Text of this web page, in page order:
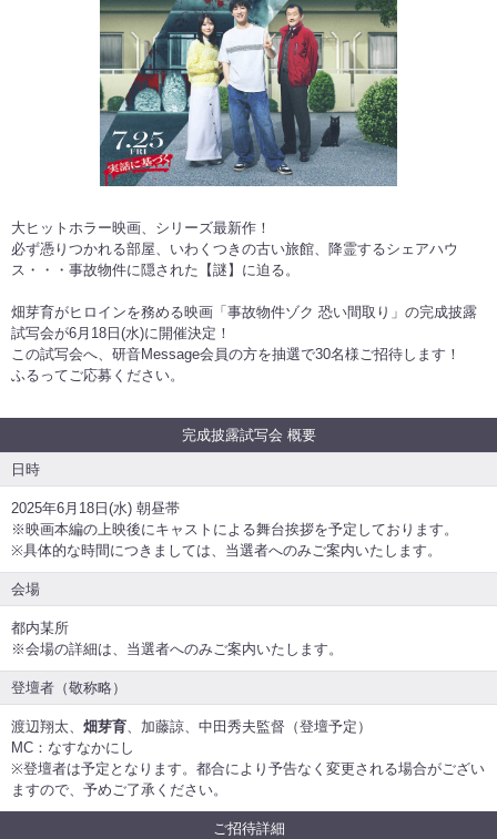
大ヒットホラー映画、シリーズ最新作！
必ず憑りつかれる部屋、いわくつきの古い旅館、降霊するシェアハウ
ス・・・事故物件に隠された【謎】に迫る。
畑芽育がヒロインを務める映画「事故物件ゾク 恐い間取り」の完成披露
試写会が6月18日(水)に開催決定！
この試写会へ、研音Message会員の方を抽選で30名様ご招待します！
ふるってご応募ください。
完成披露試写会 概要
日時
2025年6月18日(水) 朝昼帯
※映画本編の上映後にキャストによる舞台挨拶を予定しております。
※具体的な時間につきましては、当選者へのみご案内いたします。
会場
都内某所
※会場の詳細は、当選者へのみご案内いたします。
登壇者（敬称略）
渡辺翔太、 畑芽育、加藤諒、中田秀夫監督（登壇予定）
MC：なすなかにし
※登壇者は予定となります。都合により予告なく変更される場合がござい
ますので、予めご了承ください。
ご招待詳細